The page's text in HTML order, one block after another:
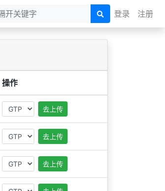
登录 注册
操作
去上传
去上传
去上传